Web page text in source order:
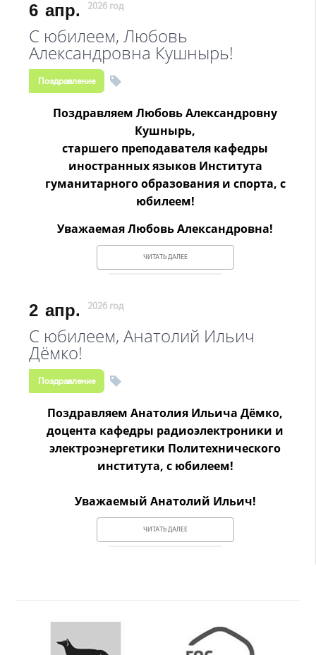
6 апр. 2026 год
С юбилеем, Любовь
Александровна Кушнырь!
Поздравление
Поздравляем Любовь Александровну
Кушнырь,
старшего преподавателя кафедры
иностранных языков Института
гуманитарного образования и спорта, с
юбилеем!
Уважаемая Любовь Александровна!
ЧИТАТЬ ДАЛЕЕ
2 апр. 2026 год
С юбилеем, Анатолий Ильич
Дёмко!
Поздравление
Поздравляем Анатолия Ильича Дёмко,
доцента кафедры радиоэлектроники и
электроэнергетики Политехнического
института, с юбилеем!
Уважаемый Анатолий Ильич!
ЧИТАТЬ ДАЛЕЕ